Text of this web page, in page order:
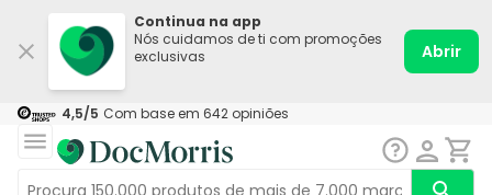
Continua na app
Nós cuidamos de ti com promoções
exclusivas
Abrir
4,5/5 Com base em 642 opiniões